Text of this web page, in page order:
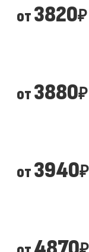
от3820₽
от3880₽
от3940₽